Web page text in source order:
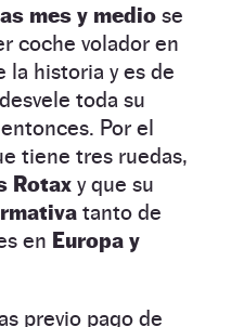
mes y medio se
coche volador en
historia y es de
toda su
Por el
tiene tres ruedas,
Rotax y que su
tanto de
en Europa y
previo pago de